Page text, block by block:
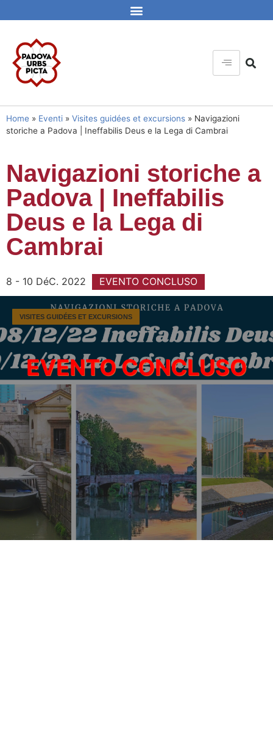
Home » Eventi » Visites guidées et excursions » Navigazioni
storiche a Padova | Ineffabilis Deus e la Lega di Cambrai
Navigazioni storiche a
Padova | Ineffabilis
Deus e la Lega di
Cambrai
8 - 10 DéC. 2022 EVENTO CONCLUSO
VISITES GUIDÉES ET EXCURSIONS